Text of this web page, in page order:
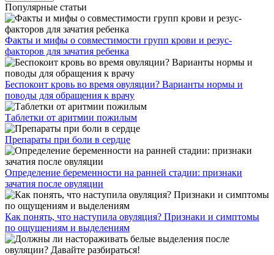
Популярные статьи
Факты и мифы о совместимости групп крови и резус-
факторов для зачатия ребенка
Беспокоит кровь во время овуляции? Варианты нормы и
поводы для обращения к врачу
Таблетки от аритмии пожилым
Препараты при боли в сердце
Определение беременности на ранней стадии: признаки
зачатия после овуляции
Как понять, что наступила овуляция? Признаки и симптомы
по ощущениям и выделениям